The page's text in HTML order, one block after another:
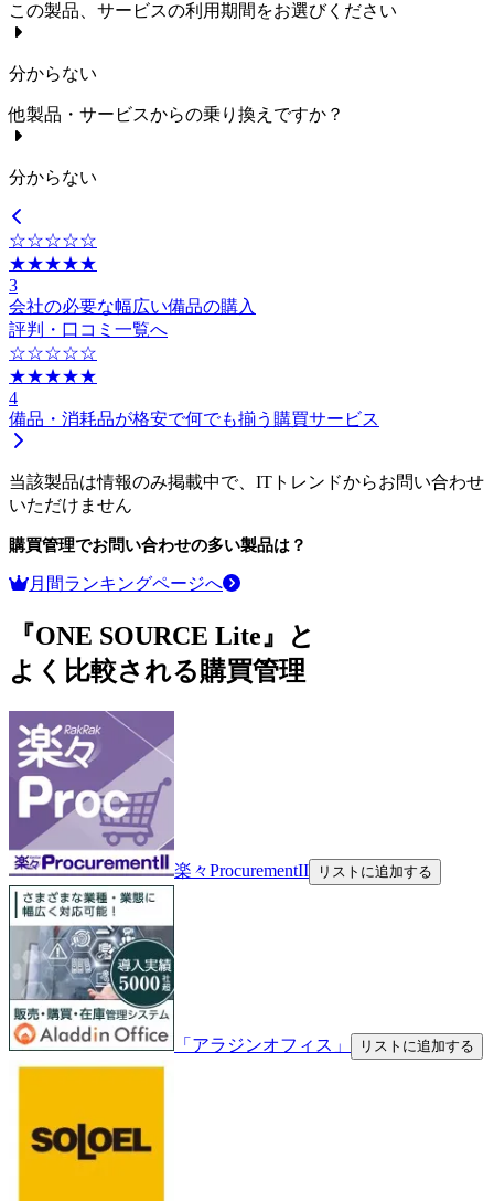
この製品、サービスの利用期間をお選びください
分からない
他製品・サービスからの乗り換えですか？
分からない
☆☆☆☆☆
★★★★★
3
会社の必要な幅広い備品の購入
評判・口コミ一覧へ
☆☆☆☆☆
★★★★★
4
備品・消耗品が格安で何でも揃う購買サービス
当該製品は情報のみ掲載中で、ITトレンドからお問い合わせ
いただけません
購買管理でお問い合わせの多い製品は？
月間ランキングページへ
『ONE SOURCE Lite』と
よく比較される購買管理
楽々ProcurementII リストに追加する
「アラジンオフィス」 リストに追加する